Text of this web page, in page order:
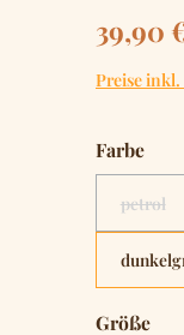
Regulärer
39,90
Preise
Farbe
petrol
Größe